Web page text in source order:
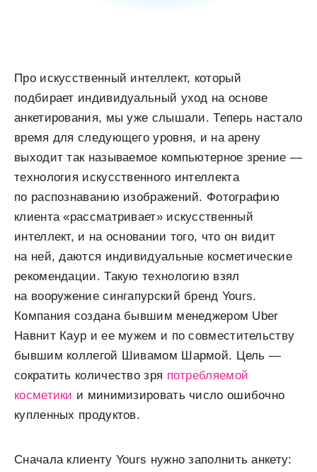
Про искусственный интеллект, который
подбирает индивидуальный уход на основе
анкетирования, мы уже слышали. Теперь настало
время для следующего уровня, и на арену
выходит так называемое компьютерное зрение —
технология искусственного интеллекта
по распознаванию изображений. Фотографию
клиента «рассматривает» искусственный
интеллект, и на основании того, что он видит
на ней, даются индивидуальные косметические
рекомендации. Такую технологию взял
на вооружение сингапурский бренд Yours.
Компания создана бывшим менеджером Uber
Навнит Каур и ее мужем и по совместительству
бывшим коллегой Шивамом Шармой. Цель —
сократить количество зря потребляемой
косметики и минимизировать число ошибочно
купленных продуктов. ⠀
Сначала клиенту Yours нужно заполнить анкету: